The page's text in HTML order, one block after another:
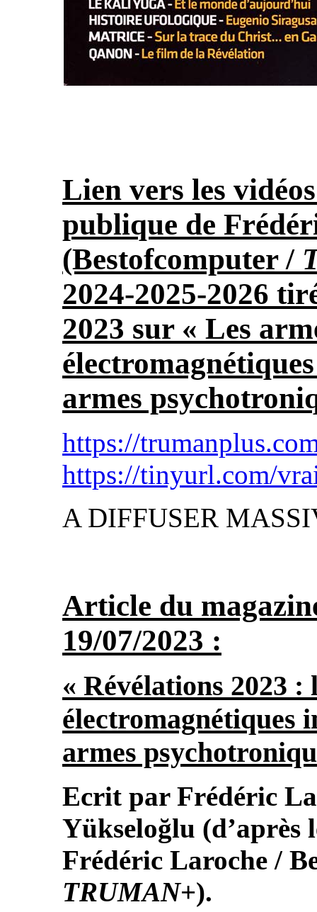
Lien vers les
publique de
(Bestofcomputer /
2024-2025-2026
2023 sur « Les
armes
https://
https://tinyurl.com/
A DIFFUSER
Article du
19/07/2023 :
« Révélations 2023 :
électromagnétiques
armes
Ecrit par Frédéric
Yükseloğlu (d’après
Frédéric Laroche /
TRUMAN+).